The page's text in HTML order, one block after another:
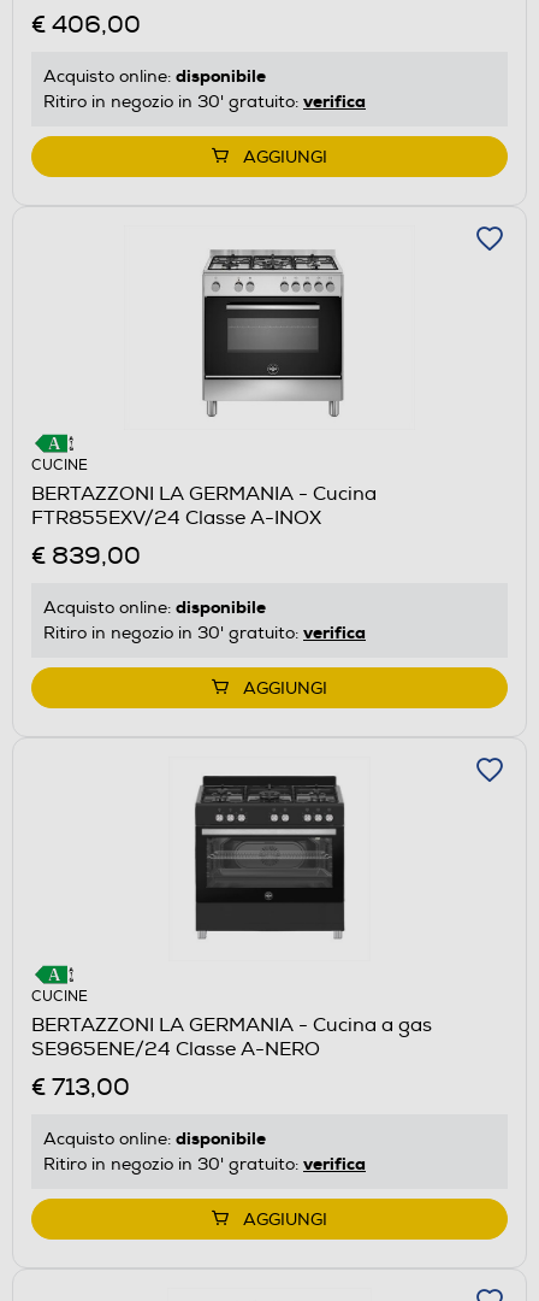
€ 406,00
Acquisto online: disponibile
Ritiro in negozio in 30' gratuito: verifica
AGGIUNGI
CUCINE
BERTAZZONI LA GERMANIA - Cucina
FTR855EXV/24 Classe A-INOX
€ 839,00
Acquisto online: disponibile
Ritiro in negozio in 30' gratuito: verifica
AGGIUNGI
CUCINE
BERTAZZONI LA GERMANIA - Cucina a gas
SE965ENE/24 Classe A-NERO
€ 713,00
Acquisto online: disponibile
Ritiro in negozio in 30' gratuito: verifica
AGGIUNGI